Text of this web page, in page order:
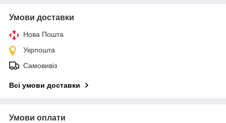
Умови доставки
Нова Пошта
Укрпошта
Самовивіз
Всі умови доставки
Умови оплати